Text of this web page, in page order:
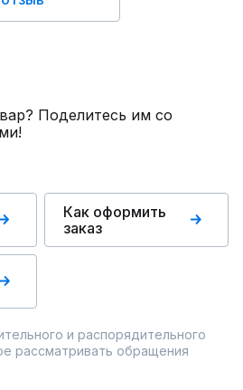
Поделитесь им со
Как оформить
заказ
и распорядительного
рассматривать обращения